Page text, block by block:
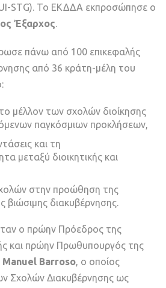
STG). Το ΕΚΔΔΑ εκπροσώπησε ο
Έξαρχος.
πάνω από 100 επικεφαλής
από 36 κράτη-μέλη του
μέλλον των σχολών διοίκησης
παγκόσμιων προκλήσεων,
και τη
μεταξύ διοικητικής και
στην προώθηση της
βιώσιμης διακυβέρνησης.
ο πρώην Πρόεδρος της
και πρώην Πρωθυπουργός της
Manuel Barroso, ο οποίος
Σχολών Διακυβέρνησης ως